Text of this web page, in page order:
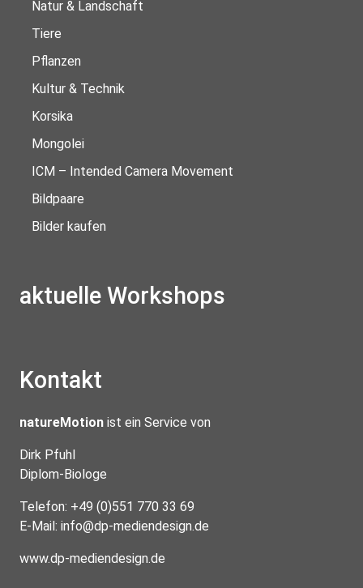
Natur & Landschaft
Tiere
Pflanzen
Kultur & Technik
Korsika
Mongolei
ICM – Intended Camera Movement
Bildpaare
Bilder kaufen
aktuelle Workshops
Kontakt
natureMotion ist ein Service von
Dirk Pfuhl
Diplom-Biologe
Telefon: +49 (0)551 770 33 69
E-Mail: info@dp-mediendesign.de
www.dp-mediendesign.de